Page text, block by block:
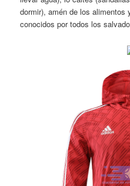
dormir), amén de los alimentos
conocidos por todos los